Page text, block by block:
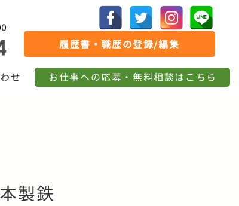
履歴書・職歴の登録/編集
せ お仕事への応募・無料相談はこちら
製鉄